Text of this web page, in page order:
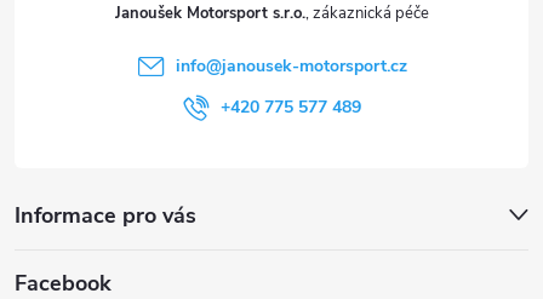
Janoušek Motorsport s.r.o.
info@janousek-motorsport.cz
+420 775 577 489
Informace pro vás
Facebook